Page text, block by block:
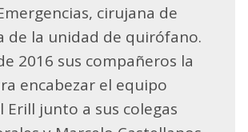
cirujana de
de la unidad de quirófano.
2016 sus compañeros la
encabezar el equipo
Erill junto a sus colegas